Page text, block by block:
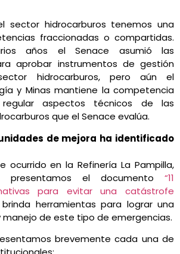
sector hidrocarburos tenemos una
fraccionadas o compartidas.
años el Senace asumió las
aprobar instrumentos de gestión
hidrocarburos, pero aún el
y Minas mantiene la competencia
aspectos técnicos de las
que el Senace evalúa.
de mejora ha identificado
ocurrido en la Refinería La Pampilla,
presentamos el documento “11
para evitar una catástrofe
herramientas para lograr una
manejo de este tipo de emergencias.
brevemente cada una de